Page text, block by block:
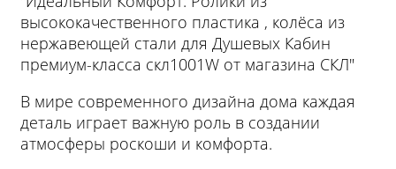
высококачественного пластика , колёса из
нержавеющей стали для Душевых Кабин
премиум-класса скл1001W от магазина СКЛ"
В мире современного дизайна дома каждая
деталь играет важную роль в создании
атмосферы роскоши и комфорта.